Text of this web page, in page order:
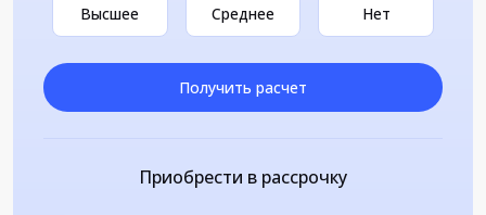
Высшее Среднее Нет
Получить расчет
Приобрести в рассрочку